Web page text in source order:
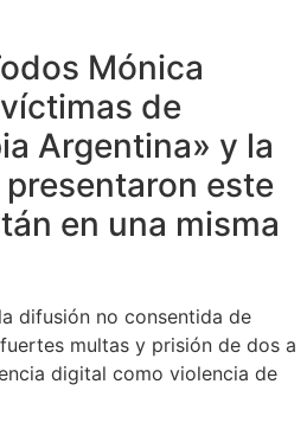
Mónica
de
Argentina» y la
este
en una misma
difusión no consentida de
multas y prisión de dos a
digital como violencia de